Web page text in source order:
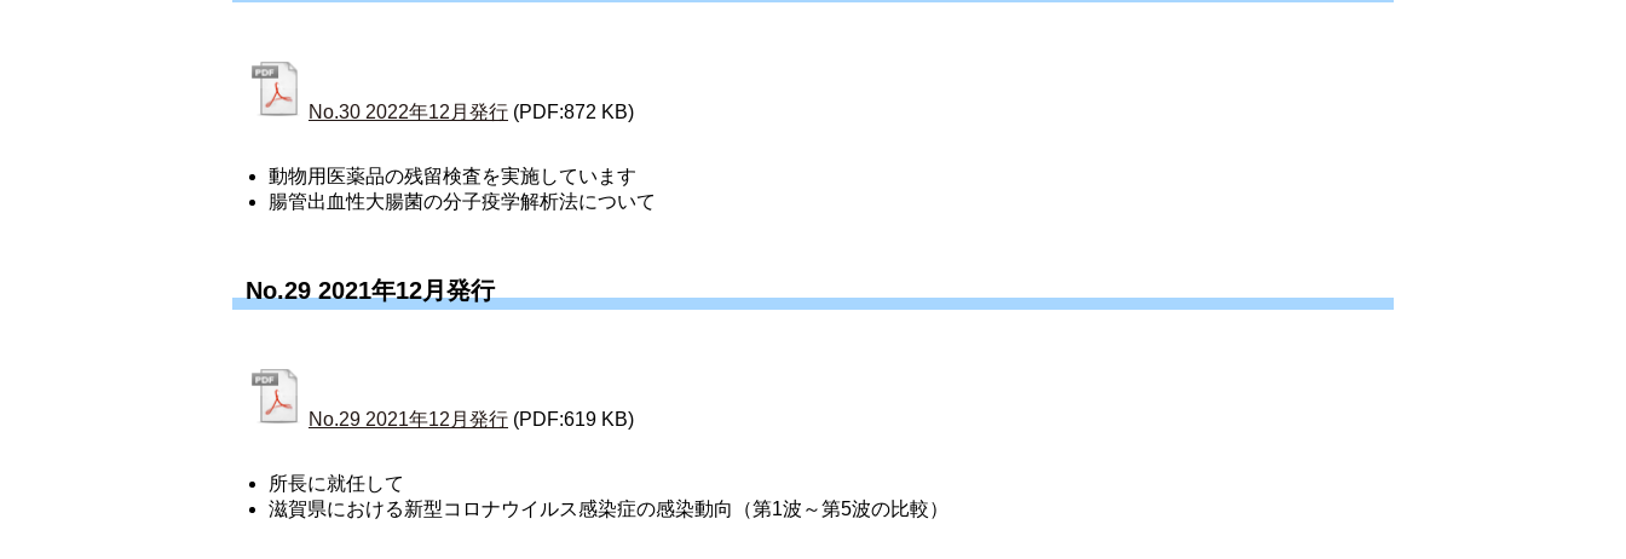
No.30 2022年12月発行 (PDF:872 KB)
動物用医薬品の残留検査を実施しています
腸管出血性大腸菌の分子疫学解析法について
No.29 2021年12月発行
No.29 2021年12月発行 (PDF:619 KB)
所長に就任して
滋賀県における新型コロナウイルス感染症の感染動向（第1波～第5波の比較）